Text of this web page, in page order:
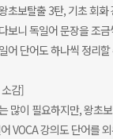
초보탈출 3탄, 기초 회
보니 독일어 문장을 조
어 단어도 하나씩 정리
감]
많이 필요하지만, 왕초
VOCA 강의도 단어를